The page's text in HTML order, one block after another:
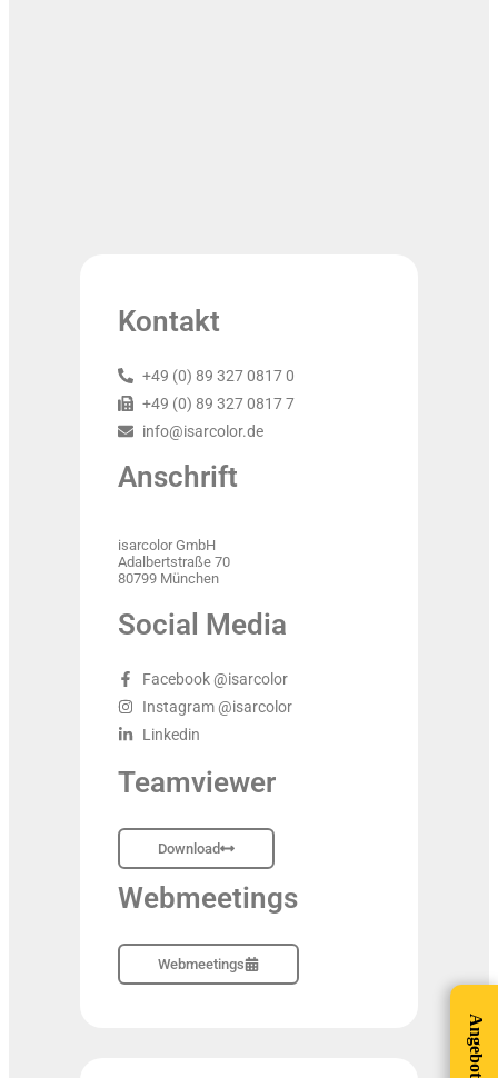
Kontakt
+49 (0) 89 327 0817 0
+49 (0) 89 327 0817 7
info@isarcolor.de
Anschrift
isarcolor GmbH
Adalbertstraße 70
80799 München
Social Media
Facebook @isarcolor
Instagram @isarcolor
Linkedin
Teamviewer
Download
Webmeetings
Webmeetings